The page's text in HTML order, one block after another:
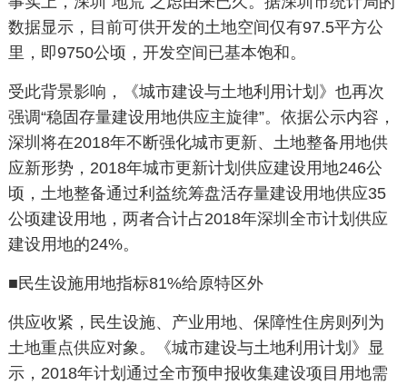
数据显示，目前可供开发的土地空间仅有97.5平方公
里，即9750公顷，开发空间已基本饱和。
受此背景影响，《城市建设与土地利用计划》也再次
强调“稳固存量建设用地供应主旋律”。依据公示内容，
深圳将在2018年不断强化城市更新、土地整备用地供
应新形势， 2018年城市更新计划供应建设用地246公
顷，土地整备通过利益统筹盘活存量建设用地供应35
公顷建设用地，两者合计占2018年深圳全市计划供应
建设用地的24%。
■民生设施用地指标81%给原特区外
供应收紧，民生设施、产业用地、保障性住房则列为
土地重点供应对象。《城市建设与土地利用计划》显
示， 2018年计划通过全市预申报收集建设项目用地需